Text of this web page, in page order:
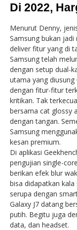
Di 2022,
Menurut Denny,
Samsung bukan
deliver fitur yang di
Samsung telah
dengan setup dual-
utama yang diusung
dengan fitur-fitur
kritikan. Tak
bersama cat glossy
dengan tangan.
Samsung
kesan premium.
Di aplikasi
pengujian single-
berikan efek blur
bisa didapatkan
serupa dengan
Galaxy J7 datang
putih. Begitu juga
data, dan headset.